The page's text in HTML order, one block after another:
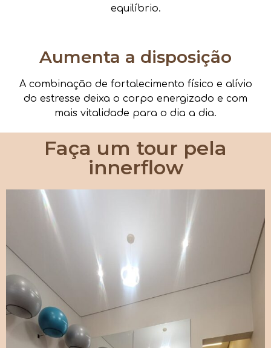
equilíbrio.
Aumenta a disposição
A combinação de fortalecimento físico e alívio
do estresse deixa o corpo energizado e com
mais vitalidade para o dia a dia.
Faça um tour pela
innerflow